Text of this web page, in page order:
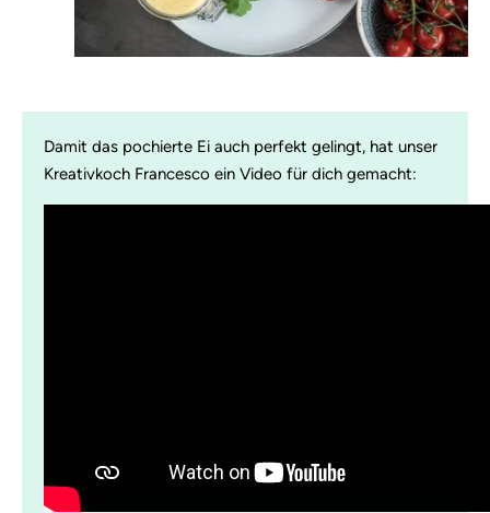
Damit das pochierte Ei auch perfekt gelingt, hat unser
Kreativkoch Francesco ein Video für dich gemacht: